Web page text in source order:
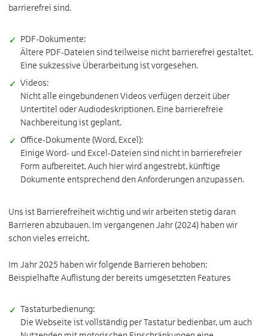
barrierefrei sind.
PDF-Dokumente:
Ältere PDF-Dateien sind teilweise nicht barrierefrei gestaltet.
Eine sukzessive Überarbeitung ist vorgesehen.
Videos:
Nicht alle eingebundenen Videos verfügen derzeit über
Untertitel oder Audiodeskriptionen. Eine barrierefreie
Nachbereitung ist geplant.
Office-Dokumente (Word, Excel):
Einige Word- und Excel-Dateien sind nicht in barrierefreier
Form aufbereitet. Auch hier wird angestrebt, künftige
Dokumente entsprechend den Anforderungen anzupassen.
Uns ist Barrierefreiheit wichtig und wir arbeiten stetig daran
Barrieren abzubauen. Im vergangenen Jahr (2024) haben wir
schon vieles erreicht.
Im Jahr 2025 haben wir folgende Barrieren behoben:
Beispielhafte Auflistung der bereits umgesetzten Features
Tastaturbedienung:
Die Webseite ist vollständig per Tastatur bedienbar, um auch